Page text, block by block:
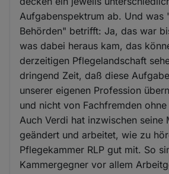
Aufgabenspektrum ab. Und was
Behörden" betrifft: Ja, das war
was dabei heraus kam, das
derzeitigen Pflegelandschaft
dringend Zeit, daß diese
unserer eigenen Profession
und nicht von Fachfremden ohne
Auch Verdi hat inzwischen seine
geändert und arbeitet, wie zu
Pflegekammer RLP gut mit. So
Kammergegner vor allem